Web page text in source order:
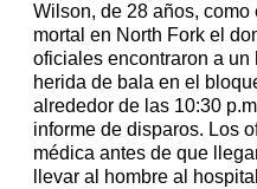
Wilson, de 28 años,
mortal en North Fork el
oficiales encontraron a un
herida de bala en el
alrededor de las 10:30
informe de disparos. Los
médica antes de que
llevar al hombre al